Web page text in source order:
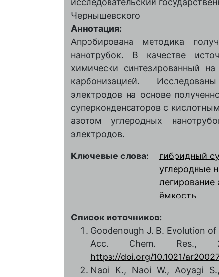
Чернышевского
Аннотация:
Апробирована методика
нанотрубок. В качестве
химически синтезированный
карбонизацией.
электродов на основе
суперконденсаторов с
азотом углеродных
электродов.
Ключевые слова:
гибридный
углеродные
легирование
ёмкость
Список источников:
Goodenough J. B. Evolution
Acc. Chem. Res.,
https://doi.org/10.1021/
Naoi K., Naoi W., Aoyagi